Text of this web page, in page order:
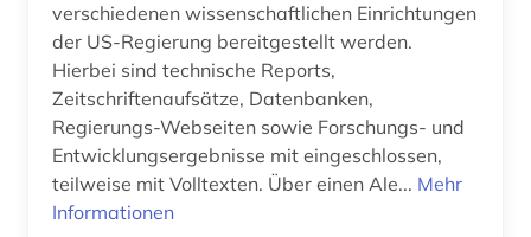
verschiedenen wissenschaftlichen Einrichtungen
der US-Regierung bereitgestellt werden.
Hierbei sind technische Reports,
Zeitschriftenaufsätze, Datenbanken,
Regierungs-Webseiten sowie Forschungs- und
Entwicklungsergebnisse mit eingeschlossen,
teilweise mit Volltexten. Über einen Ale... Mehr
Informationen